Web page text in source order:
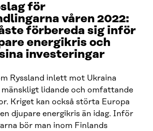
för
våren 2022:
förbereda sig inför
energikris och
investeringar
Ryssland inlett mot Ukraina
lidande och omfattande
Kriget kan också störta Europa
djupare energikris än idag. Inför
bör man inom Finlands